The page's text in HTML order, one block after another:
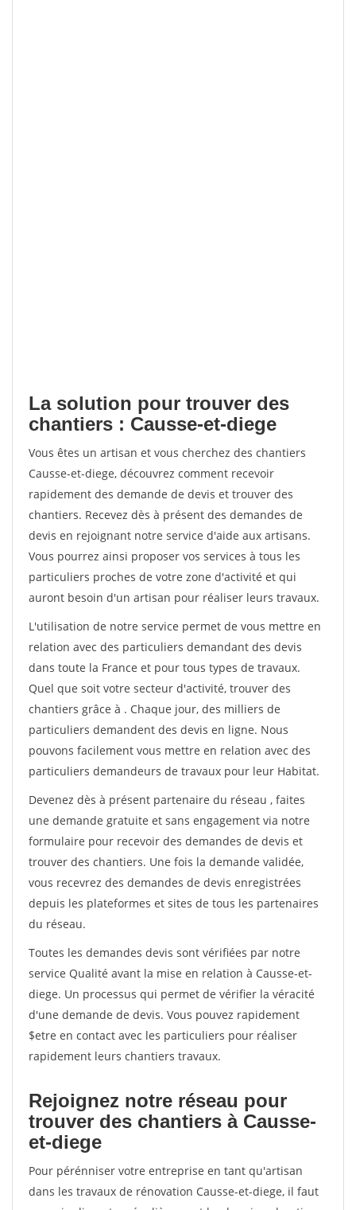
La solution pour trouver des
chantiers : Causse-et-diege
Vous êtes un artisan et vous cherchez des chantiers
Causse-et-diege, découvrez comment recevoir
rapidement des demande de devis et trouver des
chantiers. Recevez dès à présent des demandes de
devis en rejoignant notre service d'aide aux artisans.
Vous pourrez ainsi proposer vos services à tous les
particuliers proches de votre zone d'activité et qui
auront besoin d'un artisan pour réaliser leurs travaux.
L'utilisation de notre service permet de vous mettre en
relation avec des particuliers demandant des devis
dans toute la France et pour tous types de travaux.
Quel que soit votre secteur d'activité, trouver des
chantiers grâce à . Chaque jour, des milliers de
particuliers demandent des devis en ligne. Nous
pouvons facilement vous mettre en relation avec des
particuliers demandeurs de travaux pour leur Habitat.
Devenez dès à présent partenaire du réseau , faites
une demande gratuite et sans engagement via notre
formulaire pour recevoir des demandes de devis et
trouver des chantiers. Une fois la demande validée,
vous recevrez des demandes de devis enregistrées
depuis les plateformes et sites de tous les partenaires
du réseau.
Toutes les demandes devis sont vérifiées par notre
service Qualité avant la mise en relation à Causse-et-
diege. Un processus qui permet de vérifier la véracité
d'une demande de devis. Vous pouvez rapidement
$etre en contact avec les particuliers pour réaliser
rapidement leurs chantiers travaux.
Rejoignez notre réseau pour
trouver des chantiers à Causse-
et-diege
Pour pérénniser votre entreprise en tant qu'artisan
dans les travaux de rénovation Causse-et-diege, il faut